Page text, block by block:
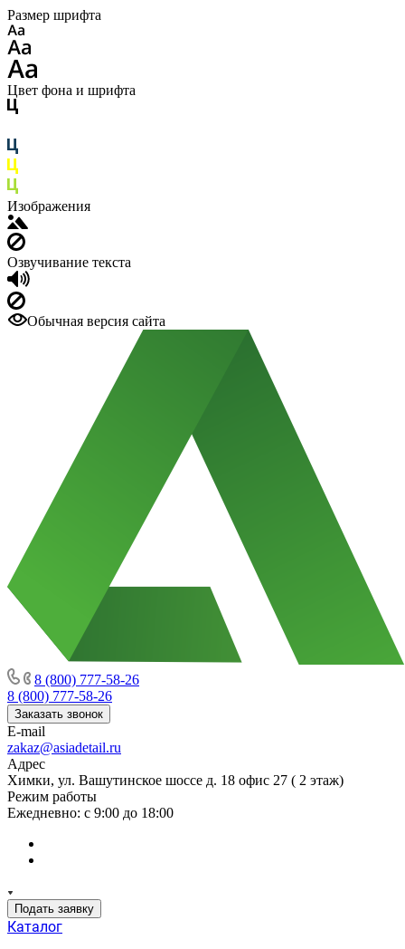
Размер шрифта
Цвет фона и шрифта
Изображения
Озвучивание текста
Обычная версия сайта
8 (800) 777-58-26
8 (800) 777-58-26
Заказать звонок
E-mail
zakaz@asiadetail.ru
Адрес
Химки, ул. Вашутинское шоссе д. 18 офис 27 ( 2 этаж)
Режим работы
Ежедневно: с 9:00 до 18:00
Подать заявку
Каталог